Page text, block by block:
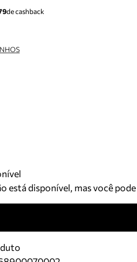
de cashback
está disponível, mas você pode